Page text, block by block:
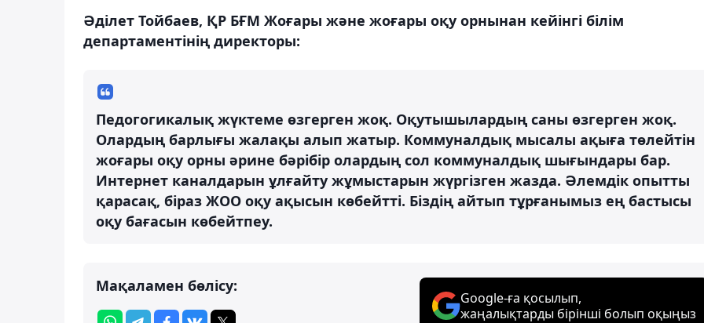
Әділет Тойбаев, ҚР БҒМ Жоғары және жоғары оқу орнынан кейінгі білім
департаментінің директоры:
Педогогикалық жүктеме өзгерген жоқ. Оқутышылардың саны өзгерген жоқ.
Олардың барлығы жалақы алып жатыр. Коммуналдық мысалы ақыға төлейтін
жоғары оқу орны әрине бәрібір олардың сол коммуналдық шығындары бар.
Интернет каналдарын ұлғайту жұмыстарын жүргізген жазда. Әлемдік опытты
қарасақ, біраз ЖОО оқу ақысын көбейтті. Біздің айтып тұрғанымыз ең бастысы
оқу бағасын көбейтпеу.
Мақаламен бөлісу:
Google-ға қосылып,
жаңалықтарды бірінші болып оқыңыз